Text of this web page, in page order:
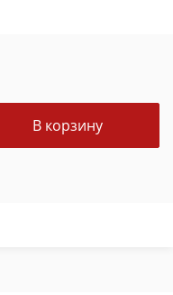
В корзину